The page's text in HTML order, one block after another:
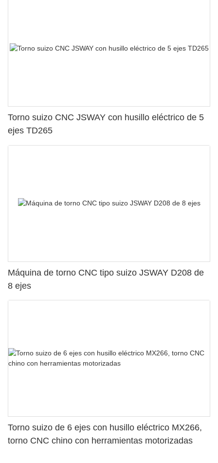
Torno suizo CNC JSWAY con husillo eléctrico de 5
ejes TD265
Máquina de torno CNC tipo suizo JSWAY D208 de
8 ejes
Torno suizo de 6 ejes con husillo eléctrico MX266,
torno CNC chino con herramientas motorizadas